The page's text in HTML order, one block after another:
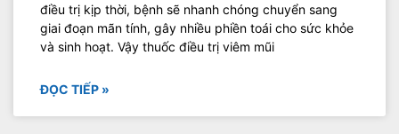
điều trị kịp thời, bệnh sẽ nhanh chóng chuyển sang
giai đoạn mãn tính, gây nhiều phiền toái cho sức khỏe
và sinh hoạt. Vậy thuốc điều trị viêm mũi
ĐỌC TIẾP »